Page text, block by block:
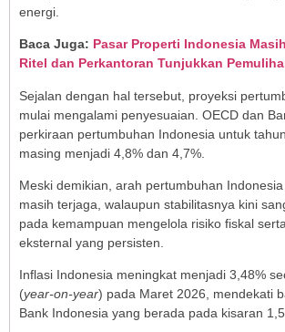
energi.
Baca Juga: Pasar Properti Indonesia
Ritel dan Perkantoran Tunjukkan
Sejalan dengan hal tersebut, proyeksi
mulai mengalami penyesuaian. OECD dan
perkiraan pertumbuhan Indonesia untuk
masing menjadi 4,8% dan 4,7%.
Meski demikian, arah pertumbuhan
masih terjaga, walaupun stabilitasnya kini
pada kemampuan mengelola risiko fiskal
eksternal yang persisten.
Inflasi Indonesia meningkat menjadi 3,48%
(year-on-year) pada Maret 2026, mendekati
Bank Indonesia yang berada pada kisaran